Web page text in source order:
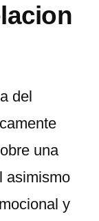
del
una
asimismo
y